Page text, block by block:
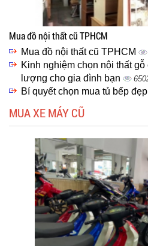
Mua đồ nội thất cũ TPHCM
Mua đồ nội thất cũ TPHCM
Kinh nghiệm chọn nội thất
lượng cho gia đình bạn
Bí quyết chọn mua tủ bếp
MUA XE MÁY CŨ